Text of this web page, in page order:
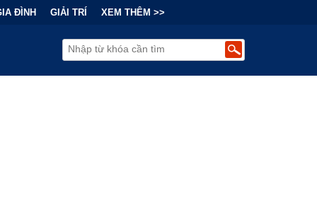
ĐÌNH GIẢI TRÍ XEM THÊM >>